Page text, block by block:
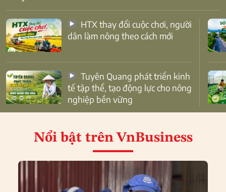
dân làm nông theo cách mới
tế tập thể, tạo động lực cho nông
nghiệp bền vững
Nổi bật trên VnBusiness